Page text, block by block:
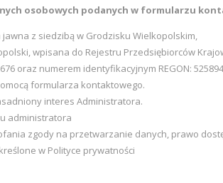
osobowych podanych w formularzu
jawna z siedzibą w Grodzisku Wielkopolskim,
wpisana do Rejestru Przedsiębiorców
oraz numerem identyfikacyjnym REGON:
formularza kontaktowego.
interes Administratora.
administratora
zgody na przetwarzanie danych, prawo
w Polityce prywatności